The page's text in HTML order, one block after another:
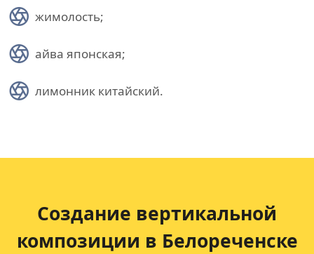
жимолость;
айва японская;
лимонник китайский.
Создание вертикальной
композиции в Белореченске